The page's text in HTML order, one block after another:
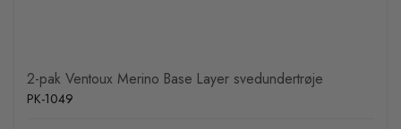
2-pak Ventoux Merino Base Layer svedundertrøje
PK-1049